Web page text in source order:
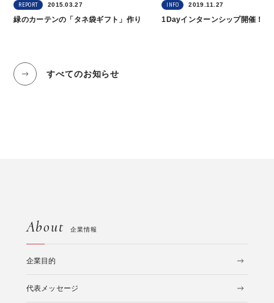
REPORT 2015.03.27
緑のカーテンの「タネ袋ギフト」作り
INFO 2019.11.27
1Dayインターンシップ開催！
すべてのお知らせ
About 企業情報
企業目的
代表メッセージ